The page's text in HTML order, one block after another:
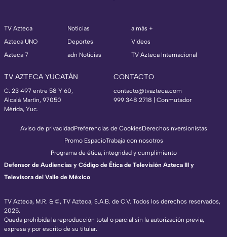
TV Azteca
Azteca UNO
Azteca 7
Noticias
Deportes
adn Noticias
a más +
Videos
TV Azteca Internacional
TV AZTECA YUCATÁN
C. 23 497 entre 58 Y 60,
Alcalá Martín, 97050
Mérida, Yuc.
CONTACTO
contacto@tvazteca.com
999 348 2718 | Conmutador
TV Azteca, M.R. & ©, TV Azteca, S.A.B. de C.V. Todos los derechos reservados,
2025.
Queda prohibida la reproducción total o parcial sin la autorización previa,
expresa y por escrito de su titular.
Aviso de privacidadPreferencias de CookiesDerechosInversionistas
Promo EspacioTrabaja con nosotros
Programa de ética, integridad y cumplimiento
Defensor de Audiencias y Código de Ética de Televisión Azteca III y
Televisora del Valle de México